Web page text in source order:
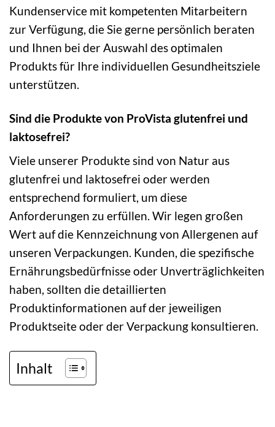
Kundenservice mit kompetenten Mitarbeitern
zur Verfügung, die Sie gerne persönlich beraten
und Ihnen bei der Auswahl des optimalen
Produkts für Ihre individuellen Gesundheitsziele
unterstützen.
Sind die Produkte von ProVista glutenfrei und
laktosefrei?
Viele unserer Produkte sind von Natur aus
glutenfrei und laktosefrei oder werden
entsprechend formuliert, um diese
Anforderungen zu erfüllen. Wir legen großen
Wert auf die Kennzeichnung von Allergenen auf
unseren Verpackungen. Kunden, die spezifische
Ernährungsbedürfnisse oder Unverträglichkeiten
haben, sollten die detaillierten
Produktinformationen auf der jeweiligen
Produktseite oder der Verpackung konsultieren.
Inhalt